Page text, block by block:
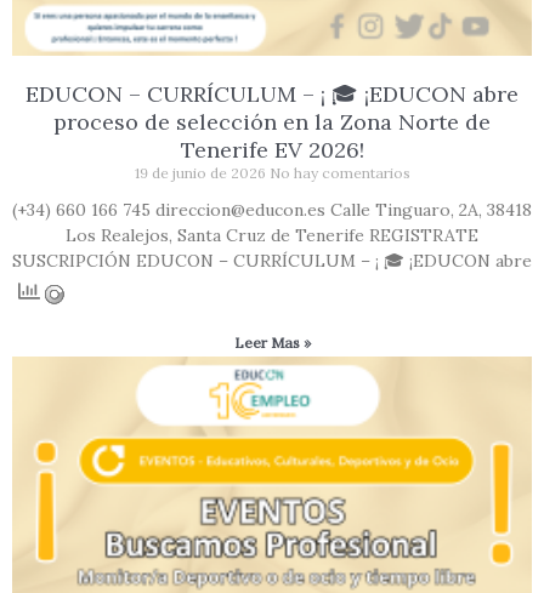
EDUCON – CURRÍCULUM – ¡ 🎓 ¡EDUCON abre
proceso de selección en la Zona Norte de
Tenerife EV 2026!
19 de junio de 2026 No hay comentarios
(+34) 660 166 745 direccion@educon.es Calle Tinguaro, 2A, 38418
Los Realejos, Santa Cruz de Tenerife REGISTRATE
SUSCRIPCIÓN EDUCON – CURRÍCULUM – ¡ 🎓 ¡EDUCON abre
Leer Mas »